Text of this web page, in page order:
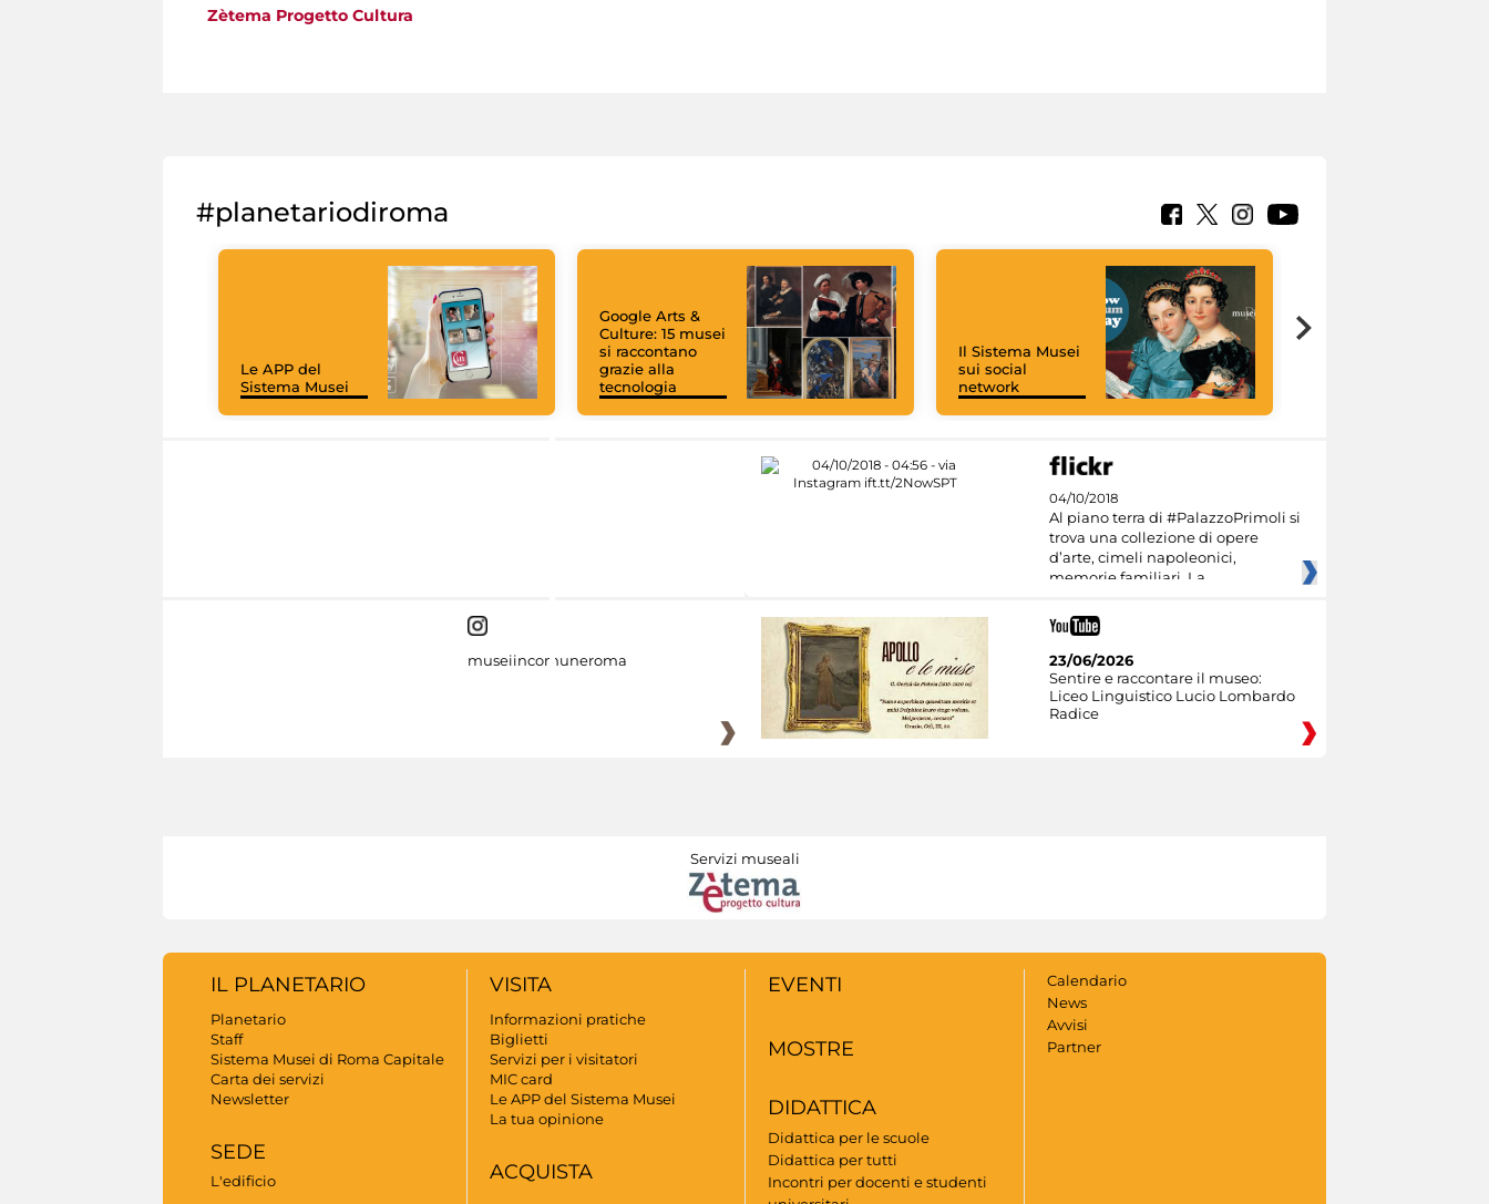
Zètema Progetto Cultura
#planetariodiroma
Le APP del
Sistema Musei
Google Arts &
Culture: 15 musei
si raccontano
grazie alla
tecnologia
Il Sistema Musei
sui social
network
04/10/2018
Al piano terra di #PalazzoPrimoli si
trova una collezione di opere
d’arte, cimeli napoleonici,
memorie familiari. La
museiincomuneroma
23/06/2026
Sentire e raccontare il museo:
Liceo Linguistico Lucio Lombardo
Radice
Servizi museali
IL PLANETARIO
Planetario
Staff
Sistema Musei di Roma Capitale
Carta dei servizi
Newsletter
SEDE
L'edificio
VISITA
Informazioni pratiche
Biglietti
Servizi per i visitatori
MIC card
Le APP del Sistema Musei
La tua opinione
ACQUISTA
EVENTI
MOSTRE
DIDATTICA
Didattica per le scuole
Didattica per tutti
Incontri per docenti e studenti
Calendario
News
Avvisi
Partner